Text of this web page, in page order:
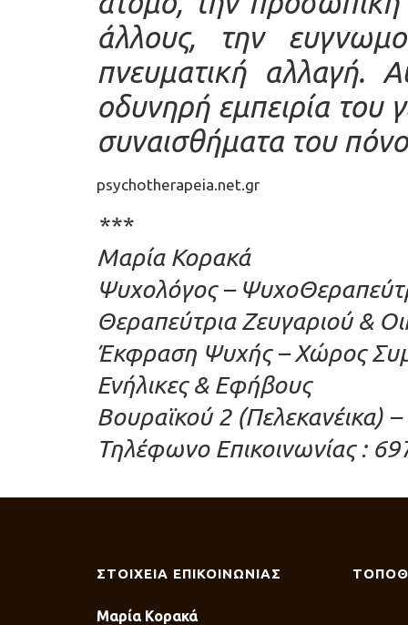
άλλους, την
πνευματική αλλαγή.
οδυνηρή εμπειρία του
συναισθήματα του
psychotherapeia.net.gr
***
Μαρία Κορακά
Ψυχολόγος –
Θεραπεύτρια Ζευγαριού &
Έκφραση Ψυχής – Χώρος
Ενήλικες & Εφήβους
Βουραϊκού 2 (Πελεκανέικα)
Τηλέφωνο Επικοινωνίας :
ΣΤΟΙΧΕΙΑ ΕΠΙΚΟΙΝΩΝΙΑΣ
Μαρία Κορακά